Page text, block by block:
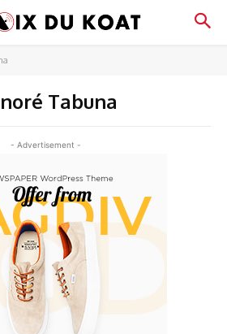
Tabuna
- Advertisement -